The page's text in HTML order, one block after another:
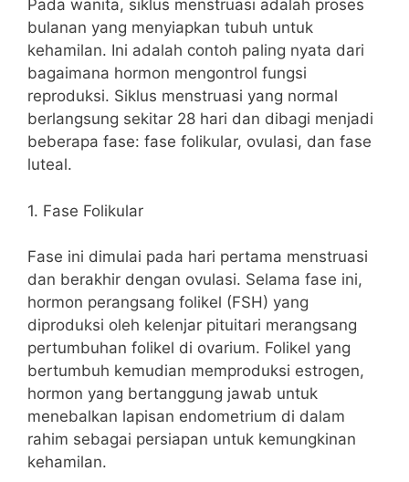
Pada wanita, siklus menstruasi adalah proses
bulanan yang menyiapkan tubuh untuk
kehamilan. Ini adalah contoh paling nyata dari
bagaimana hormon mengontrol fungsi
reproduksi. Siklus menstruasi yang normal
berlangsung sekitar 28 hari dan dibagi menjadi
beberapa fase: fase folikular, ovulasi, dan fase
luteal.
1. Fase Folikular
Fase ini dimulai pada hari pertama menstruasi
dan berakhir dengan ovulasi. Selama fase ini,
hormon perangsang folikel (FSH) yang
diproduksi oleh kelenjar pituitari merangsang
pertumbuhan folikel di ovarium. Folikel yang
bertumbuh kemudian memproduksi estrogen,
hormon yang bertanggung jawab untuk
menebalkan lapisan endometrium di dalam
rahim sebagai persiapan untuk kemungkinan
kehamilan.